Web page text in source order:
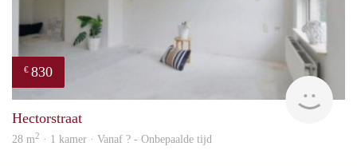
€ 830
Hectorstraat
28 m2 · 1 kamer · Vanaf ? - Onbepaalde tijd